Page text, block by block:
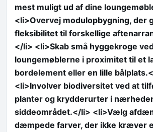
mest muligt ud af dine
<li>Overvej modulopbygning, der
fleksibilitet til forskellige
</li> <li>Skab små hyggekroge
loungemøblerne i proximitet til et
bordelement eller en lille
<li>Involver biodiversitet ved at
planter og krydderurter i
siddeområdet.</li> <li>Vælg
dæmpede farver, der ikke kræver